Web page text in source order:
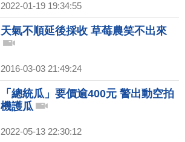
2022-01-19 19:34:55
天氣不順延後採收 草莓農笑不出來
2016-03-03 21:49:24
「總統瓜」要價逾400元 警出動空拍
機護瓜
2022-05-13 22:30:12